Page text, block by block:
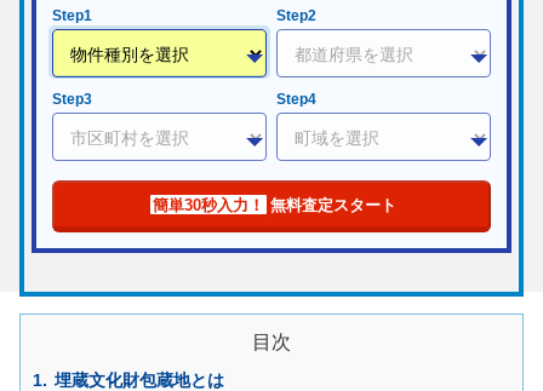
Step1 Step2
Step3 Step4
簡単30秒入力！ 無料査定スタート
目次
埋蔵文化財包蔵地とは